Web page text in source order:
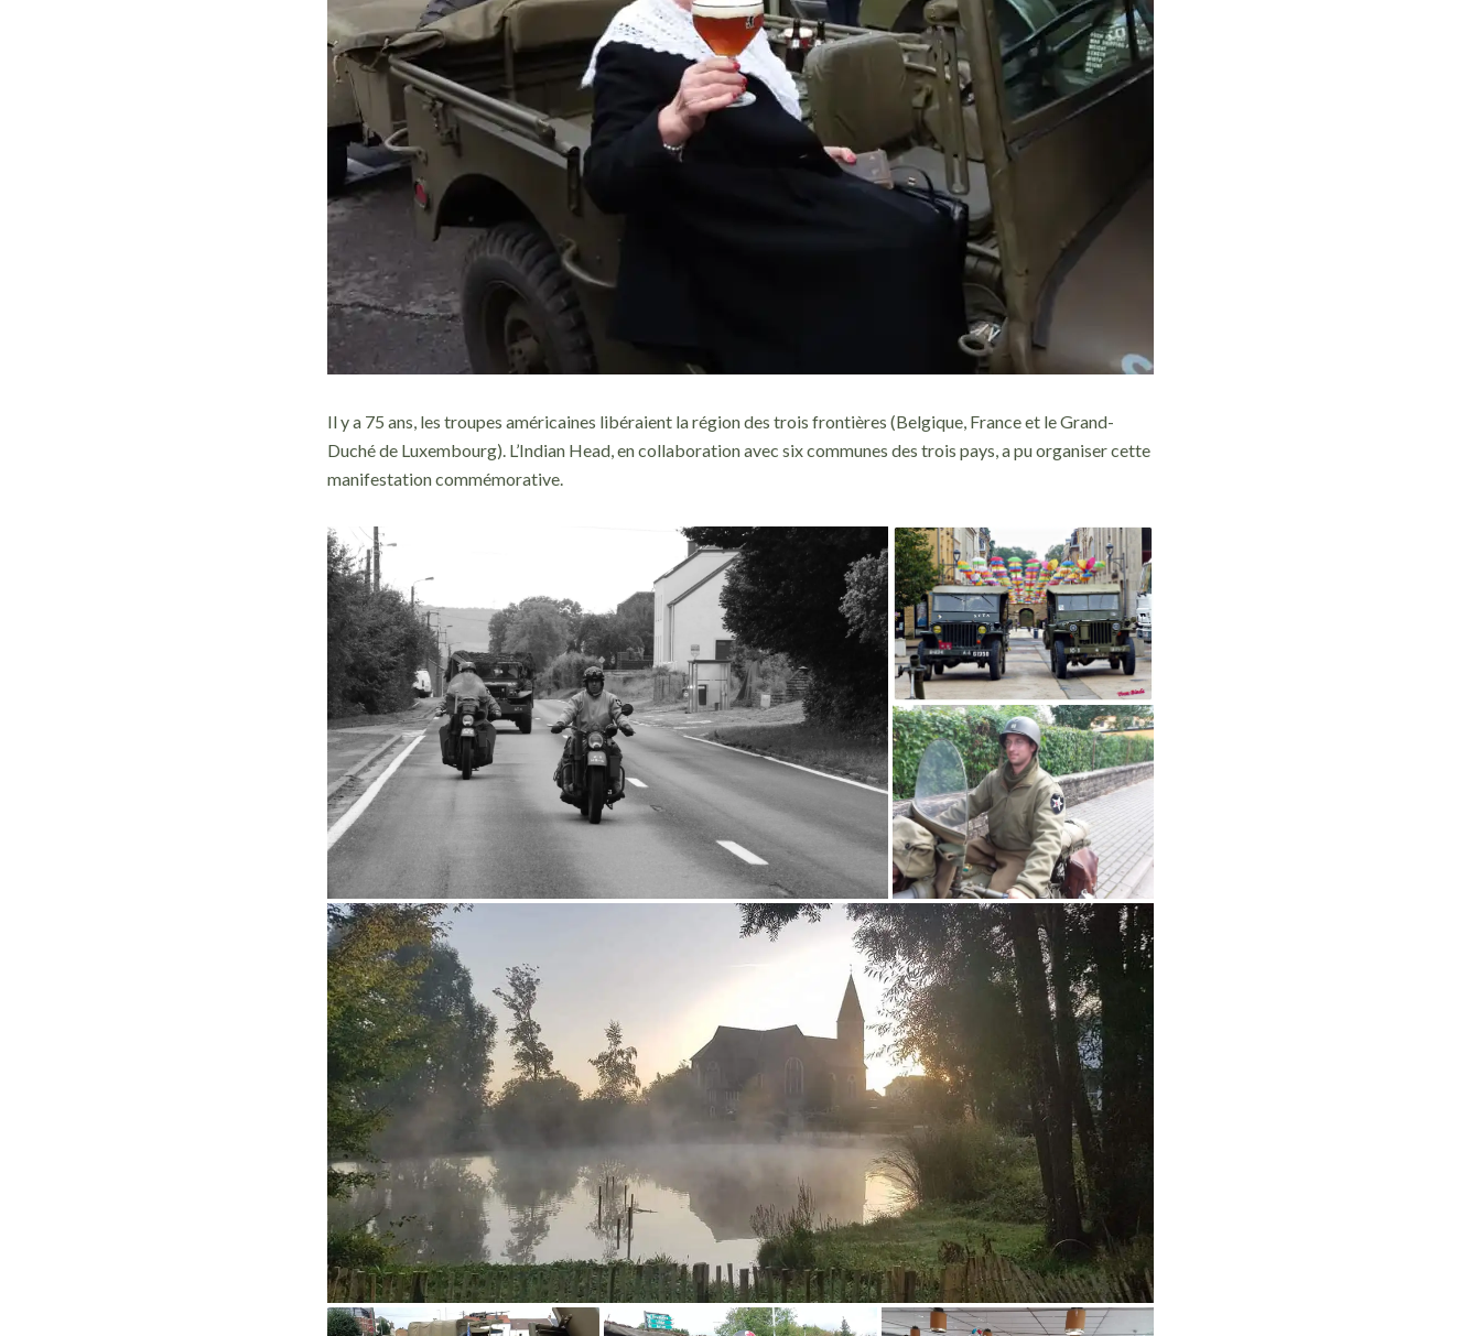
Il y a 75 ans, les troupes américaines libéraient la région des trois frontières (Belgique, France et le Grand-
Duché de Luxembourg). L’Indian Head, en collaboration avec six communes des trois pays, a pu organiser cette
manifestation commémorative.